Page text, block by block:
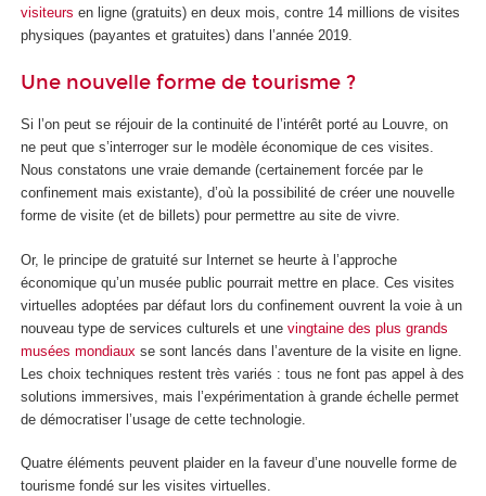
visiteurs en ligne (gratuits) en deux mois, contre 14 millions de visites
physiques (payantes et gratuites) dans l’année 2019.
Une nouvelle forme de tourisme ?
Si l’on peut se réjouir de la continuité de l’intérêt porté au Louvre, on
ne peut que s’interroger sur le modèle économique de ces visites.
Nous constatons une vraie demande (certainement forcée par le
confinement mais existante), d’où la possibilité de créer une nouvelle
forme de visite (et de billets) pour permettre au site de vivre.
Or, le principe de gratuité sur Internet se heurte à l’approche
économique qu’un musée public pourrait mettre en place. Ces visites
virtuelles adoptées par défaut lors du confinement ouvrent la voie à un
nouveau type de services culturels et une vingtaine des plus grands
musées mondiaux se sont lancés dans l’aventure de la visite en ligne.
Les choix techniques restent très variés : tous ne font pas appel à des
solutions immersives, mais l’expérimentation à grande échelle permet
de démocratiser l’usage de cette technologie.
Quatre éléments peuvent plaider en la faveur d’une nouvelle forme de
tourisme fondé sur les visites virtuelles.